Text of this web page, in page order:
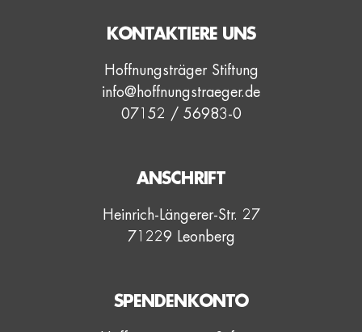
KONTAKTIERE UNS
Hoffnungsträger Stiftung
info@hoffnungstraeger.de
07152 / 56983-0
ANSCHRIFT
Heinrich-Längerer-Str. 27
71229 Leonberg
SPENDENKONTO